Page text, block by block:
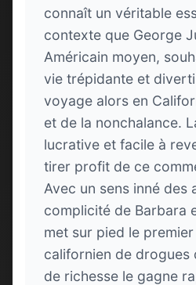
connaît un véritable
contexte que George
Américain moyen,
vie trépidante et
voyage alors en
et de la nonchalance.
lucrative et facile à
tirer profit de ce
Avec un sens inné des
complicité de Barbara
met sur pied le
californien de drogues
de richesse le gagne